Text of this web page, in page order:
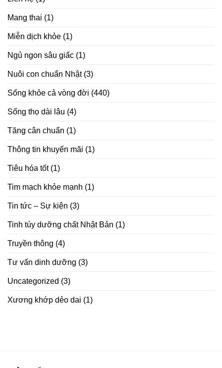
Mang thai (1)
Miễn dịch khỏe (1)
Ngủ ngon sâu giấc (1)
Nuôi con chuẩn Nhật(3)
Sống khỏe cả vòng đời (440)
Sống thọ dài lâu (4)
Tăng cân chuẩn (1)
Thông tin khuyến mãi (1)
Tiêu hóa tốt(1)
Tim mạch khỏe mạnh (1)
Tin tức – Sự kiện (3)
Tinh túy dưỡng chất Nhật Bản (1)
Truyền thông (4)
Tư vấn dinh dưỡng (3)
Uncategorized (3)
Xương khớp dẻo dai (1)